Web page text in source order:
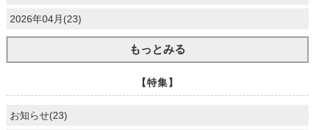
2026年04月(23)
もっとみる
【特集】
お知らせ(23)